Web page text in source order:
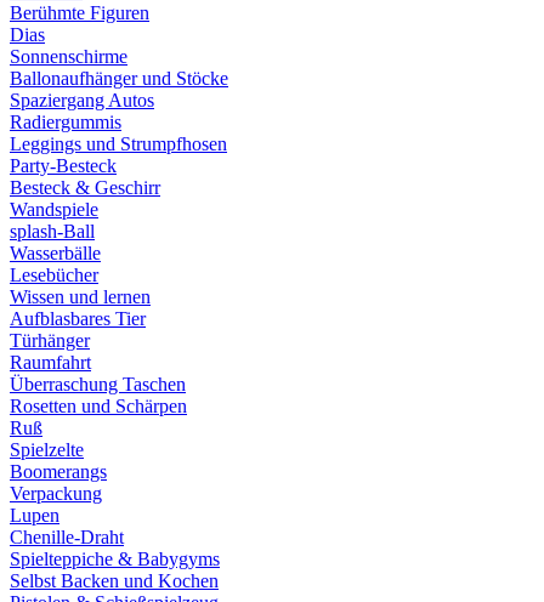
Berühmte Figuren
Dias
Sonnenschirme
Ballonaufhänger und Stöcke
Spaziergang Autos
Radiergummis
Leggings und Strumpfhosen
Party-Besteck
Besteck & Geschirr
Wandspiele
splash-Ball
Wasserbälle
Lesebücher
Wissen und lernen
Aufblasbares Tier
Türhänger
Raumfahrt
Überraschung Taschen
Rosetten und Schärpen
Ruß
Spielzelte
Boomerangs
Verpackung
Lupen
Chenille-Draht
Spielteppiche & Babygyms
Selbst Backen und Kochen